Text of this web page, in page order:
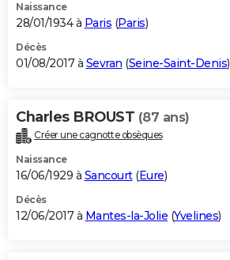
Naissance
28/01/1934 à Paris (Paris)
Décès
01/08/2017 à Sevran (Seine-Saint-Denis)
Charles BROUST (87 ans)
Créer une cagnotte obsèques
Naissance
16/06/1929 à Sancourt(Eure)
Décès
12/06/2017 à Mantes-la-Jolie (Yvelines)